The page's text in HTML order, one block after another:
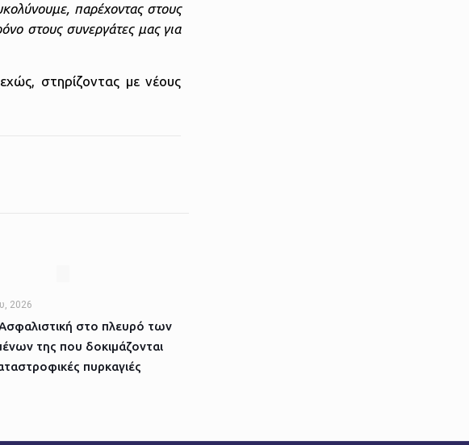
παρέχοντας στους
στους συνεργάτες μας για
στηρίζοντας με νέους
2026
στο πλευρό των
της που δοκιμάζονται
πυρκαγιές